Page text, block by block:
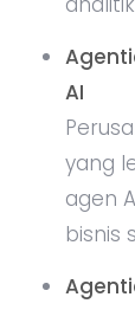
AI
yang
agen
bisnis